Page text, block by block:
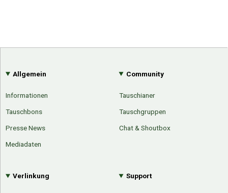
Allgemein
Informationen
Tauschbons
Presse News
Mediadaten
Community
Tauschianer
Tauschgruppen
Chat & Shoutbox
Verlinkung Support